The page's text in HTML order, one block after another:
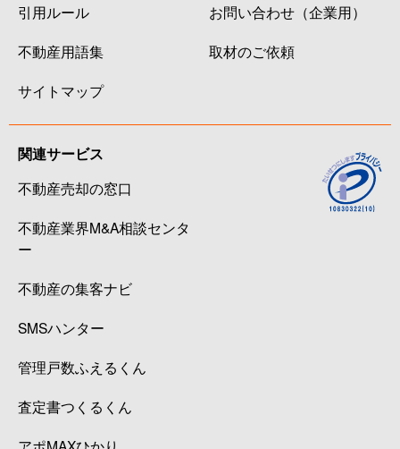
引用ルール
不動産用語集
サイトマップ
お問い合わせ（企業用）
取材のご依頼
関連サービス
不動産売却の窓口
不動産業界M&A相談センタ
ー
不動産の集客ナビ
SMSハンター
管理戸数ふえるくん
査定書つくるくん